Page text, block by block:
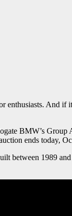
enthusiasts. And
BMW’s
ends today,
between 1989